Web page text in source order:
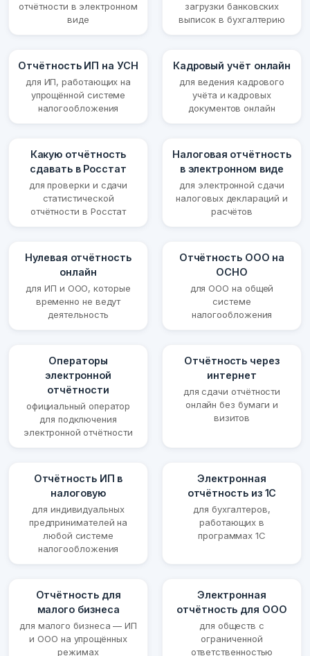
отчётности в электронном
виде
загрузки банковских
выписок в бухгалтерию
Отчётность ИП на УСН
для ИП, работающих на
упрощённой системе
налогообложения
Кадровый учёт онлайн
для ведения кадрового
учёта и кадровых
документов онлайн
Какую отчётность
сдавать в Росстат
для проверки и сдачи
статистической
отчётности в Росстат
Налоговая отчётность
в электронном виде
для электронной сдачи
налоговых деклараций и
расчётов
Нулевая отчётность
онлайн
для ИП и ООО, которые
временно не ведут
деятельность
Отчётность ООО на
ОСНО
для ООО на общей
системе
налогообложения
Операторы
электронной
отчётности
официальный оператор
для подключения
электронной отчётности
Отчётность через
интернет
для сдачи отчётности
онлайн без бумаги и
визитов
Отчётность ИП в
налоговую
для индивидуальных
предпринимателей на
любой системе
налогообложения
Электронная
отчётность из 1С
для бухгалтеров,
работающих в
программах 1С
Отчётность для
малого бизнеса
для малого бизнеса — ИП
и ООО на упрощённых
режимах
Электронная
отчётность для ООО
для обществ с
ограниченной
ответственностью